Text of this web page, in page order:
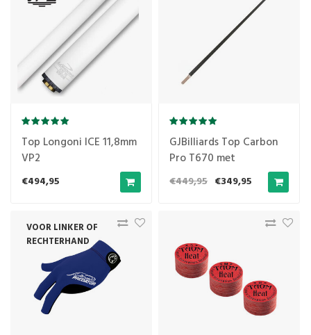
Top Longoni ICE 11,8mm
VP2
€494,95
GJBilliards Top Carbon
Pro T670 met
houtenschroef
€449,95 €349,95
VOOR LINKER OF
RECHTERHAND